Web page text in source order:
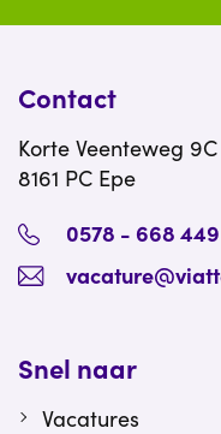
Contact
Korte Veenteweg 9C
8161 PC Epe
0578 - 668 449
Snel naar
Vacatures